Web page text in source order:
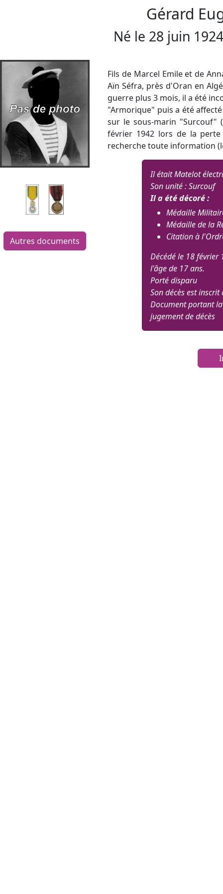
Gérard
Né le 28 juin 1924
Autres documents
Fils de Marcel Emile et de
Aïn Séfra, près d'Oran en
guerre plus 3 mois, il a été
"Armorique" puis a été
sur le sous-marin "Surcouf"
février 1942 lors de la
recherche toute information
Il était Matelot
Son unité : Surcouf
Il a été décoré :
Médaille
Médaille de la
Citation à
Décédé le 18
l'âge de 17 ans.
Porté disparu
Son décès est
Document portant
jugement de décès